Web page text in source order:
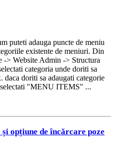
puteti adauga puncte de meniu
existente de meniuri. Din
-> Website Admin -> Structura
categoria unde doriti sa
daca doriti sa adaugati categorie
"MENU ITEMS" ...
opțiune de încărcare poze